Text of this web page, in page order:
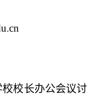
校长办公会议讨